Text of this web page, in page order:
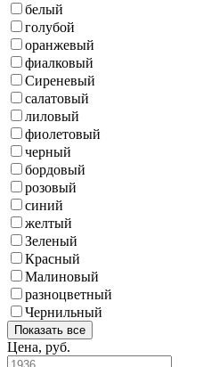
белый
голубой
оранжевый
фиалковый
Сиреневый
салатовый
лиловый
фиолетовый
черный
бордовый
розовый
синий
желтый
Зеленый
Красный
Малиновый
разноцветный
Чернильный
Показать все
Цена, руб.